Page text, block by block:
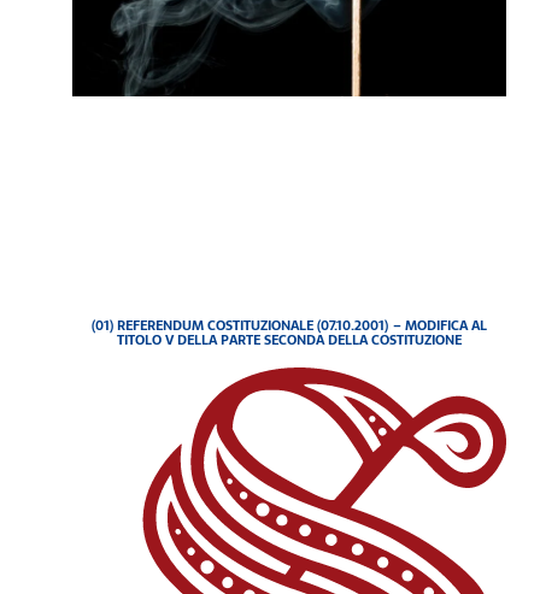
(01) REFERENDUM COSTITUZIONALE (07.10.2001) – MODIFICA AL
TITOLO V DELLA PARTE SECONDA DELLA COSTITUZIONE